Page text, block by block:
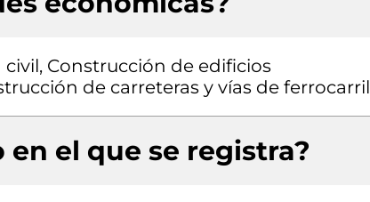
Construcción de edificios
de carreteras y vías de ferrocarril
el que se registra?